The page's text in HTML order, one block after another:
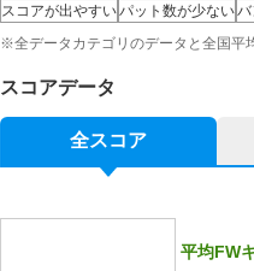
スコアが出やすいパット数が少ない
※全データカテゴリのデータと全国平
スコアデータ
全スコア
平均FW